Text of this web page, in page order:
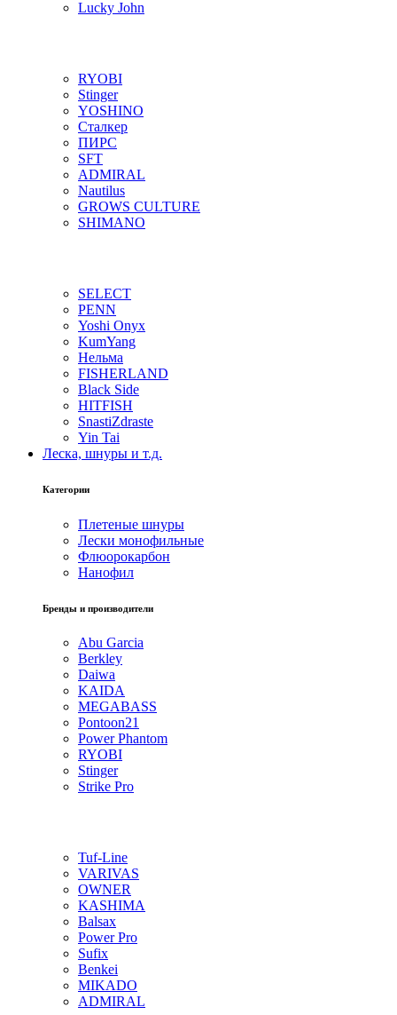
Lucky John
RYOBI
Stinger
YOSHINO
Сталкер
ПИРС
SFT
ADMIRAL
Nautilus
GROWS CULTURE
SHIMANO
SELECT
PENN
Yoshi Onyx
KumYang
Нельма
FISHERLAND
Black Side
HITFISH
SnastiZdraste
Yin Tai
Леска, шнуры и т.д.
Категории
Плетеные шнуры
Лески монофильные
Флюорокарбон
Нанофил
Бренды и производители
Abu Garcia
Berkley
Daiwa
KAIDA
MEGABASS
Pontoon21
Power Phantom
RYOBI
Stinger
Strike Pro
Tuf-Line
VARIVAS
OWNER
KASHIMA
Balsax
Power Pro
Sufix
Benkei
MIKADO
ADMIRAL